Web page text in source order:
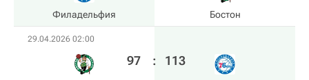
Филадельфия Бостон
29.04.2026 02:00
97 : 113